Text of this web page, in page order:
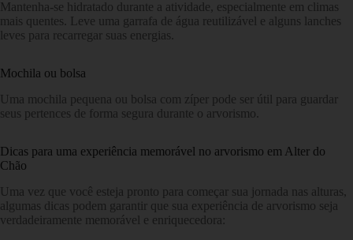
Mantenha-se hidratado durante a atividade, especialmente em climas
mais quentes. Leve uma garrafa de água reutilizável e alguns lanches
leves para recarregar suas energias.
Mochila ou bolsa
Uma mochila pequena ou bolsa com zíper pode ser útil para guardar
seus pertences de forma segura durante o arvorismo.
Dicas para uma experiência memorável no arvorismo em Alter do
Chão
Uma vez que você esteja pronto para começar sua jornada nas alturas,
algumas dicas podem garantir que sua experiência de arvorismo seja
verdadeiramente memorável e enriquecedora: